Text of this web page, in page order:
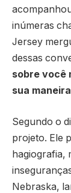
inúmeras
Jersey
dessas
sobre você
sua
Segundo o
projeto. Ele
hagiografia,
Nebraska,